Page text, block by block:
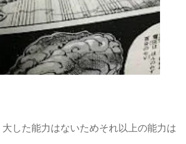
した能力はないためそれ以上の能力は